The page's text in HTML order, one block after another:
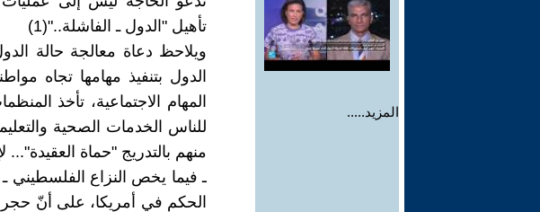
المزيد.....
تأهيل "الدول ـ الفاشلة.."(1)
ويلاحظ دعاة معالجة حالة
الدول بتنفيذ مهامها تجاه
المهام الاجتماعية، تأخذ
للناس الخدمات الصحية
منهم بالتدريج "حماة العقيدة"...
ـ فيما يخص النزاع الفلسطيني ـ
الحكم في أمريكا، على أنّ حجر